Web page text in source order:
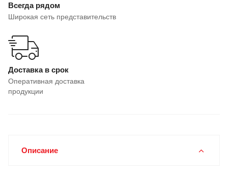
Всегда рядом
Широкая сеть представительств
Доставка в срок
Оперативная доставка
продукции
Описание